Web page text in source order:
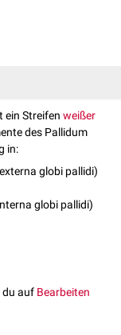
ein Streifen weißer
des Pallidum
in:
globi pallidi)
globi pallidi)
du auf Bearbeiten